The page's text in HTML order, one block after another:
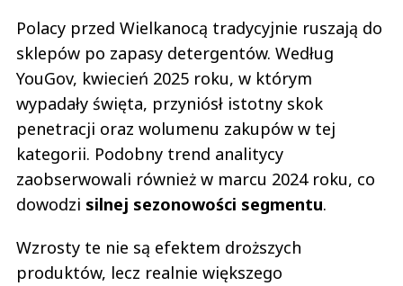
Polacy przed Wielkanocą tradycyjnie ruszają do
sklepów po zapasy detergentów. Według
YouGov, kwiecień 2025 roku, w którym
wypadały święta, przyniósł istotny skok
penetracji oraz wolumenu zakupów w tej
kategorii. Podobny trend analitycy
zaobserwowali również w marcu 2024 roku, co
dowodzi silnej sezonowości segmentu.
Wzrosty te nie są efektem droższych
produktów, lecz realnie większego